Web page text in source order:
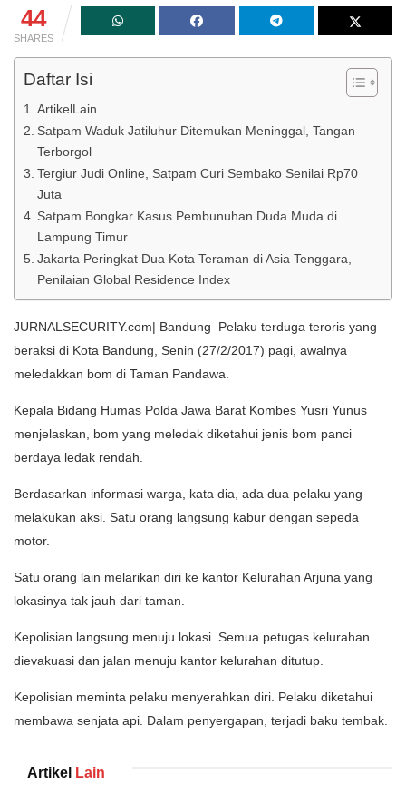
44
SHARES
Daftar Isi
ArtikelLain
Satpam Waduk Jatiluhur Ditemukan Meninggal, Tangan
Terborgol
Tergiur Judi Online, Satpam Curi Sembako Senilai Rp70
Juta
Satpam Bongkar Kasus Pembunuhan Duda Muda di
Lampung Timur
Jakarta Peringkat Dua Kota Teraman di Asia Tenggara,
Penilaian Global Residence Index
JURNALSECURITY.com| Bandung–Pelaku terduga teroris yang
beraksi di Kota Bandung, Senin (27/2/2017) pagi, awalnya
meledakkan bom di Taman Pandawa.
Kepala Bidang Humas Polda Jawa Barat Kombes Yusri Yunus
menjelaskan, bom yang meledak diketahui jenis bom panci
berdaya ledak rendah.
Berdasarkan informasi warga, kata dia, ada dua pelaku yang
melakukan aksi. Satu orang langsung kabur dengan sepeda
motor.
Satu orang lain melarikan diri ke kantor Kelurahan Arjuna yang
lokasinya tak jauh dari taman.
Kepolisian langsung menuju lokasi. Semua petugas kelurahan
dievakuasi dan jalan menuju kantor kelurahan ditutup.
Kepolisian meminta pelaku menyerahkan diri. Pelaku diketahui
membawa senjata api. Dalam penyergapan, terjadi baku tembak.
Artikel Lain